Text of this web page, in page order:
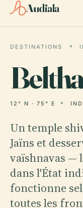
Audiala
DESTINATIONS
12° N · 75° E
Un temple
Jaïns et
vaïshnavas —
dans l'État
fonctionne
toutes les